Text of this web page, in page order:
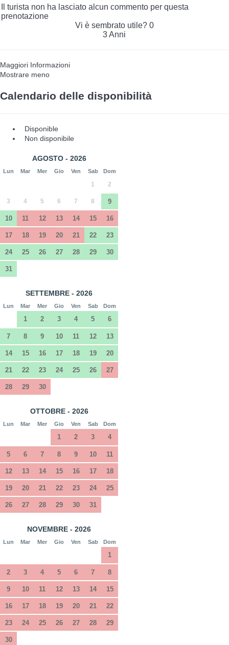
Il turista non ha lasciato alcun commento per questa
prenotazione
Vi è sembrato utile? 0
3 Anni
Maggiori Informazioni
Mostrare meno
Calendario delle disponibilità
Disponible
Non disponibile
AGOSTO - 2026
Lun Mar Mer Gio Ven Sab Dom
1 2
3 4 5 6 7 8 9
10 11 12 13 14 15 16
17 18 19 20 21 22 23
24 25 26 27 28 29 30
31
SETTEMBRE - 2026
Lun Mar Mer Gio Ven Sab Dom
1 2 3 4 5 6
7 8 9 10 11 12 13
14 15 16 17 18 19 20
21 22 23 24 25 26 27
28 29 30
OTTOBRE - 2026
Lun Mar Mer Gio Ven Sab Dom
1 2 3 4
5 6 7 8 9 10 11
12 13 14 15 16 17 18
19 20 21 22 23 24 25
26 27 28 29 30 31
NOVEMBRE - 2026
Lun Mar Mer Gio Ven Sab Dom
1
2 3 4 5 6 7 8
9 10 11 12 13 14 15
16 17 18 19 20 21 22
23 24 25 26 27 28 29
30